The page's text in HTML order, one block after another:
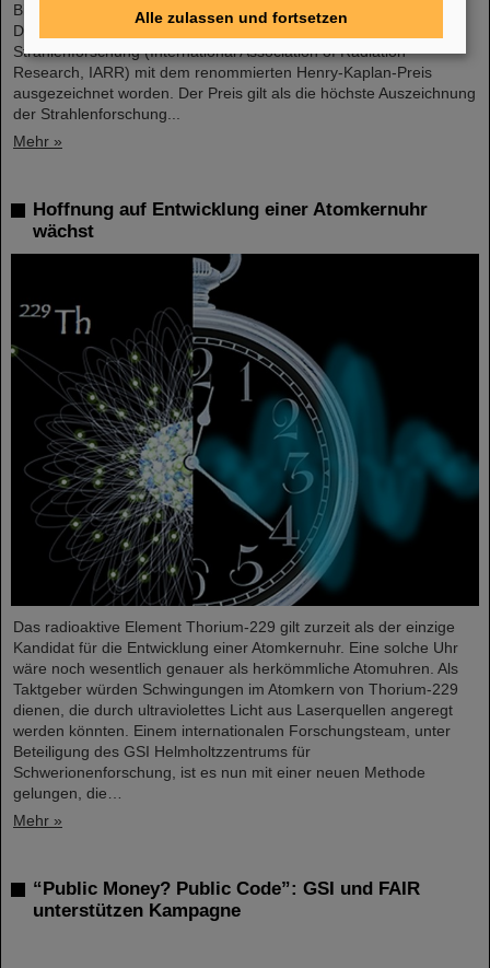
Biophysik und Professor am Fachbereich Physik der TU
Darmstadt, ist von der Internationalen Gesellschaft zur
Strahlenforschung (International Association of Radiation
Research, IARR) mit dem renommierten Henry-Kaplan-Preis
ausgezeichnet worden. Der Preis gilt als die höchste Auszeichnung
der Strahlenforschung...
Mehr »
Hoffnung auf Entwicklung einer Atomkernuhr
wächst
Das radioaktive Element Thorium-229 gilt zurzeit als der einzige
Kandidat für die Entwicklung einer Atomkernuhr. Eine solche Uhr
wäre noch wesentlich genauer als herkömmliche Atomuhren. Als
Taktgeber würden Schwingungen im Atomkern von Thorium-229
dienen, die durch ultraviolettes Licht aus Laserquellen angeregt
werden könnten. Einem internationalen Forschungsteam, unter
Beteiligung des GSI Helmholtzzentrums für
Schwerionenforschung, ist es nun mit einer neuen Methode
gelungen, die…
Mehr »
“Public Money? Public Code”: GSI und FAIR
unterstützen Kampagne
Alle zulassen und fortsetzen